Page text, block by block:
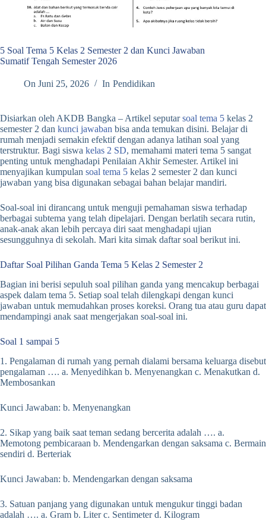
5 Soal Tema 5 Kelas 2 Semester 2 dan Kunci Jawaban
Sumatif Tengah Semester 2026
On Juni 25, 2026 In Pendidikan
Disiarkan oleh AKDB Bangka – Artikel seputarsoal tema 5 kelas 2
semester 2 dan kunci jawaban bisa anda temukan disini. Belajar di
rumah menjadi semakin efektif dengan adanya latihan soal yang
terstruktur. Bagi siswa kelas 2 SD, memahami materi tema 5 sangat
penting untuk menghadapi Penilaian Akhir Semester. Artikel ini
menyajikan kumpulan soal tema 5 kelas 2 semester 2 dan kunci
jawaban yang bisa digunakan sebagai bahan belajar mandiri.
Soal-soal ini dirancang untuk menguji pemahaman siswa terhadap
berbagai subtema yang telah dipelajari. Dengan berlatih secara rutin,
anak-anak akan lebih percaya diri saat menghadapi ujian
sesungguhnya di sekolah. Mari kita simak daftar soal berikut ini.
Daftar Soal Pilihan Ganda Tema 5 Kelas 2 Semester 2
Bagian ini berisi sepuluh soal pilihan ganda yang mencakup berbagai
aspek dalam tema 5. Setiap soal telah dilengkapi dengan kunci
jawaban untuk memudahkan proses koreksi. Orang tua atau guru dapat
mendampingi anak saat mengerjakan soal-soal ini.
Soal 1 sampai 5
1. Pengalaman di rumah yang pernah dialami bersama keluarga disebut
pengalaman …. a. Menyedihkan b. Menyenangkan c. Menakutkan d.
Membosankan
Kunci Jawaban: b. Menyenangkan
2. Sikap yang baik saat teman sedang bercerita adalah …. a.
Memotong pembicaraan b. Mendengarkan dengan saksama c. Bermain
sendiri d. Berteriak
Kunci Jawaban: b. Mendengarkan dengan saksama
3. Satuan panjang yang digunakan untuk mengukur tinggi badan
adalah …. a. Gram b. Liter c. Sentimeter d. Kilogram